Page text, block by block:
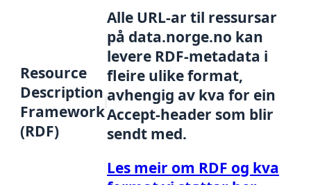
Resource
Description
Framework
(RDF)
Alle URL-ar til ressursar
på data.norge.no kan
levere RDF-metadata i
fleire ulike format,
avhengig av kva for ein
Accept-header som blir
sendt med.
Les meir om RDF og kva